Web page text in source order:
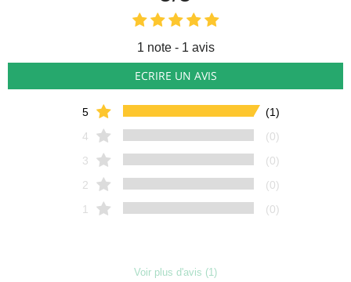
1 note - 1 avis
ECRIRE UN AVIS
5
(1)
4
(0)
3
(0)
2
(0)
1
(0)
Voir plus d'avis (1)